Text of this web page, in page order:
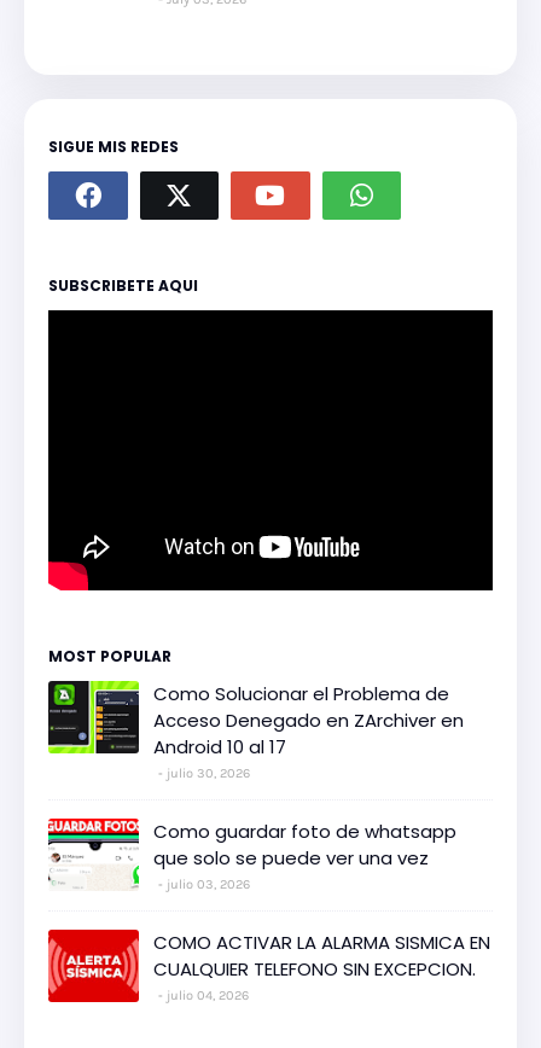
SIGUE MIS REDES
SUBSCRIBETE AQUI
MOST POPULAR
Como Solucionar el Problema de
Acceso Denegado en ZArchiver en
Android 10 al 17
julio 30, 2026
Como guardar foto de whatsapp
que solo se puede ver una vez
julio 03, 2026
COMO ACTIVAR LA ALARMA SISMICA EN
CUALQUIER TELEFONO SIN EXCEPCION.
julio 04, 2026